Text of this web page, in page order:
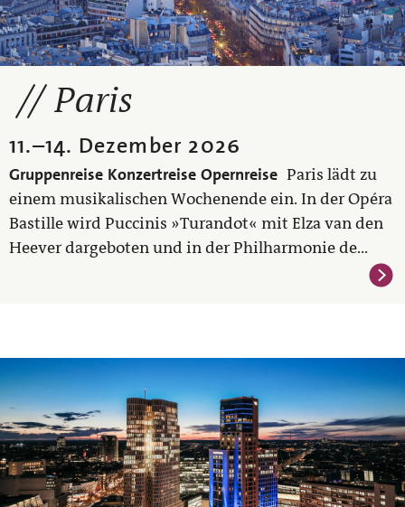
Paris
11.–14. Dezember 2026
Gruppenreise Konzertreise Opernreise Paris lädt zu
einem musikalischen Wochenende ein. In der Opéra
Bastille wird Puccinis »Turandot« mit Elza van den
Heever dargeboten und in der Philharmonie de...